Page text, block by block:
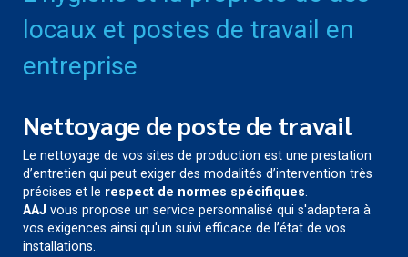
locaux et postes de travail en
entreprise
Nettoyage de poste de travail
Le nettoyage de vos sites de production est une prestation
d’entretien qui peut exiger des modalités d’intervention très
précises et le respect de normes spécifiques.
AAJ vous propose un service personnalisé qui s'adaptera à
vos exigences ainsi qu'un suivi efficace de l’état de vos
installations.